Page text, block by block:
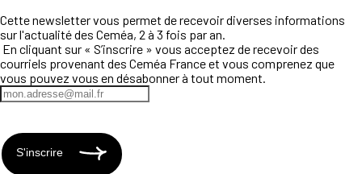
Cette newsletter vous permet de recevoir diverses informations
sur l'actualité des Ceméa, 2 à 3 fois par an.
En cliquant sur « S’inscrire » vous acceptez de recevoir des
courriels provenant des Ceméa France et vous comprenez que
vous pouvez vous en désabonner à tout moment.
S'inscrire